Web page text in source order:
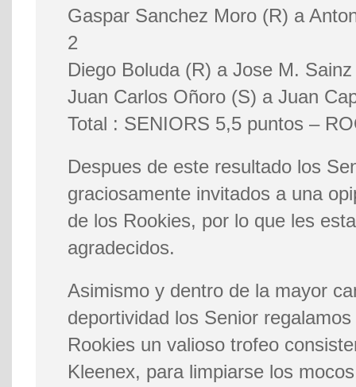
Gaspar Sanchez Moro (R) a
2
Diego Boluda (R) a Jose M.
Juan Carlos Oñoro (S) a Juan
Total : SENIORS 5,5 puntos –
Despues de este resultado los
graciosamente invitados a una
de los Rookies, por lo que les
agradecidos.
Asimismo y dentro de la mayor
deportividad los Senior
Rookies un valioso trofeo
Kleenex, para limpiarse los